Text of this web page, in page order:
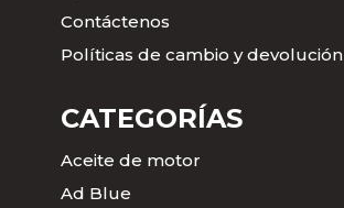
Contáctenos
Políticas de cambio y devolución
CATEGORÍAS
Aceite de motor
Ad Blue